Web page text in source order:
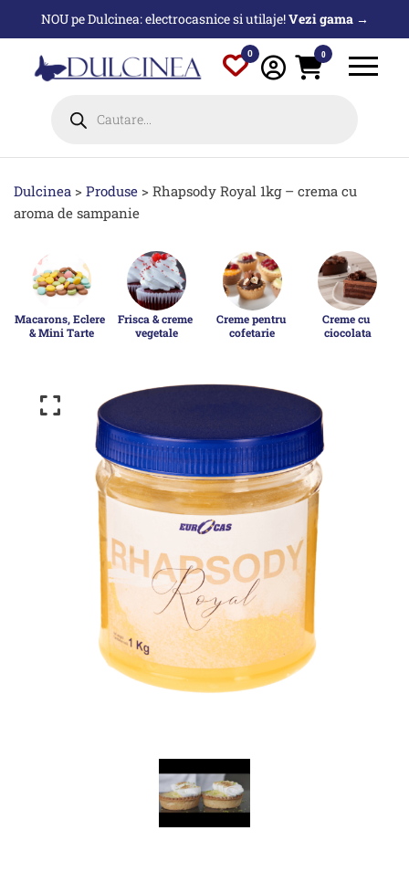
conținut
NOU pe Dulcinea: electrocasnice si utilaje!Vezi gama →
0 0
search
Dulcinea > Produse > Rhapsody Royal 1kg – crema cu
aroma de sampanie
Macarons, Eclere
& Mini Tarte
Frisca & creme
vegetale
Creme pentru
cofetarie
Creme cu
ciocolata